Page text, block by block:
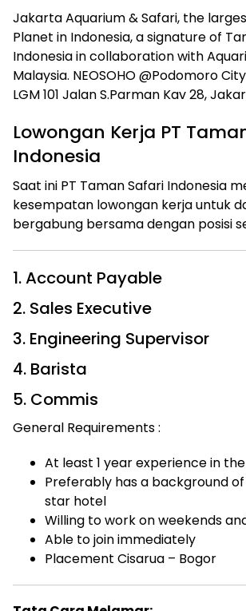
Jakarta Aquarium & Safari, the
Planet in Indonesia, a signature of
Indonesia in collaboration with
Malaysia. NEOSOHO @Podomoro City
LGM 101 Jalan S.Parman Kav 28,
Lowongan Kerja PT
Indonesia
Saat ini PT Taman Safari Indonesia
kesempatan lowongan kerja untuk
bergabung bersama dengan posisi
1. Account Payable
2. Sales Executive
3. Engineering Supervisor
4. Barista
5. Commis
General Requirements :
At least 1 year experience in
Preferably has a background
star hotel
Willing to work on weekends
Able to join immediately
Placement Cisarua – Bogor